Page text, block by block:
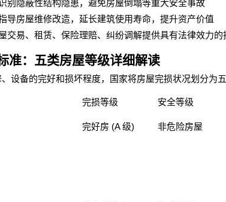
别隐蔽性结构隐患，避免房屋倒塌等重大安全事故
导房屋维修改造，延长建筑使用寿命，提升资产价值
交易、租赁、保险理赔、纠纷调解提供具有法律效力的
准：五类房屋等级详细解读
设备的完好和损坏程度，国家将房屋完损状况划分为
完损等级 安全等级
完好房 (A级) 非危险房屋